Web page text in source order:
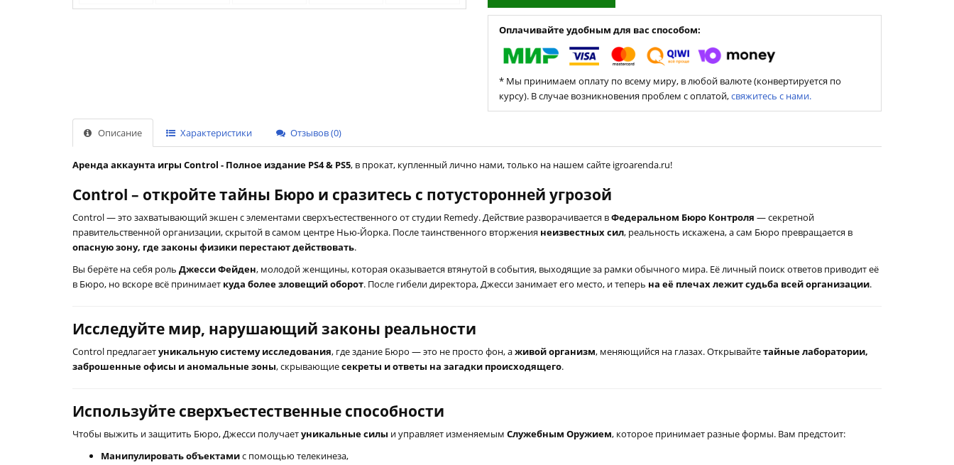
Оплачивайте удобным для вас способом:
* Мы принимаем оплату по всему миру, в любой валюте (конвертируется по
курсу). В случае возникновения проблем с оплатой,свяжитесь с нами.
Описание Характеристики Отзывов (0)
Аренда аккаунта игры Control - Полное издание PS4 & PS5, в прокат, купленный лично нами, только на нашем сайте igroarenda.ru!
Control – откройте тайны Бюро и сразитесь с потусторонней угрозой
Control — это захватывающий экшен с элементами сверхъестественного от студии Remedy. Действие разворачивается вФедеральном Бюро Контроля — секретной
правительственной организации, скрытой в самом центре Нью-Йорка. После таинственного вторжения неизвестных сил, реальность искажена, а сам Бюро превращается в
опасную зону, где законы физики перестают действовать.
Вы берёте на себя роль Джесси Фейден, молодой женщины, которая оказывается втянутой в события, выходящие за рамки обычного мира. Её личный поиск ответов приводит её
в Бюро, но вскоре всё принимает куда более зловещий оборот. После гибели директора, Джесси занимает его место, и теперь на её плечах лежит судьба всей организации.
Исследуйте мир, нарушающий законы реальности
Control предлагаетуникальную систему исследования, где здание Бюро — это не просто фон, аживой организм, меняющийся на глазах. Открывайтетайные лаборатории,
заброшенные офисы и аномальные зоны, скрывающиесекреты и ответы на загадки происходящего.
Используйте сверхъестественные способности
Чтобы выжить и защитить Бюро, Джесси получаетуникальные силы и управляет изменяемым Служебным Оружием, которое принимает разные формы. Вам предстоит:
Манипулировать объектамис помощью телекинеза,